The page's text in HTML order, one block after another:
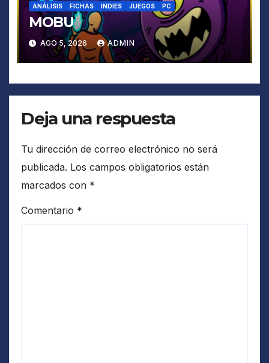
ANÁLISIS FICHAS INDIES JUEGOS PC
MOBU
AGO 5, 2026 ADMIN
Deja una respuesta
Tu dirección de correo electrónico no será
publicada. Los campos obligatorios están
marcados con *
Comentario *